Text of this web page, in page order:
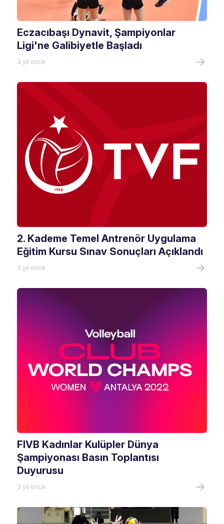
Eczacıbaşı Dynavit, Şampiyonlar
Ligi'ne Galibiyetle Başladı
3 yıl önce
2. Kademe Temel Antrenör Uygulama
Eğitim Kursu Sınav Sonuçları Açıklandı
3 yıl önce
FIVB Kadınlar Kulüpler Dünya
Şampiyonası Basın Toplantısı
Duyurusu
3 yıl önce